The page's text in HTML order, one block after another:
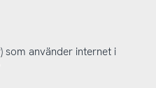
som använder internet i